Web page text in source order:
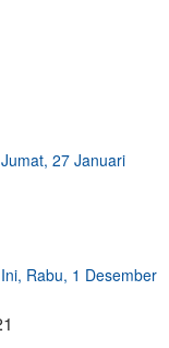
27 Januari
Rabu, 1 Desember